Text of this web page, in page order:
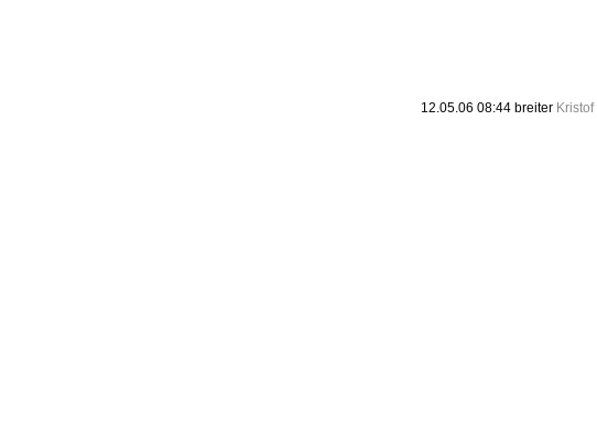
12.05.06 08:44 breiter Kristof